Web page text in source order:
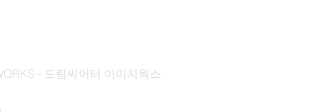
- 드림씨어터 이미지웍스